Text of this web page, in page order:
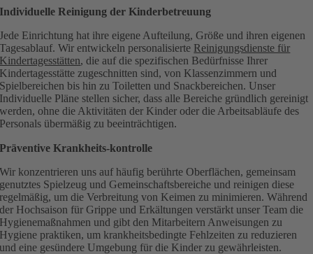
Individuelle Reinigung der Kinderbetreuung
Jede Einrichtung hat ihre eigene Aufteilung, Größe und ihren eigenen
Tagesablauf. Wir entwickeln personalisierte Reinigungsdienste für
Kindertagesstätten, die auf die spezifischen Bedürfnisse Ihrer
Kindertagesstätte zugeschnitten sind, von Klassenzimmern und
Spielbereichen bis hin zu Toiletten und Snackbereichen. Unser
Individuelle Pläne stellen sicher, dass alle Bereiche gründlich gereinigt
werden, ohne die Aktivitäten der Kinder oder die Arbeitsabläufe des
Personals übermäßig zu beeinträchtigen.
Präventive Krankheits-kontrolle
Wir konzentrieren uns auf häufig berührte Oberflächen, gemeinsam
genutztes Spielzeug und Gemeinschaftsbereiche und reinigen diese
regelmäßig, um die Verbreitung von Keimen zu minimieren. Während
der Hochsaison für Grippe und Erkältungen verstärkt unser Team die
Hygienemaßnahmen und gibt den Mitarbeitern Anweisungen zu
Hygiene praktiken, um krankheitsbedingte Fehlzeiten zu reduzieren
und eine gesündere Umgebung für die Kinder zu gewährleisten.